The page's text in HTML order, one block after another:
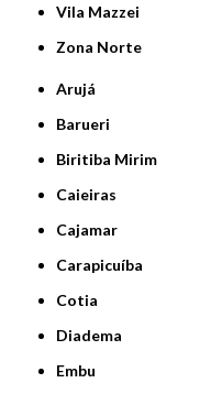
Vila Mazzei
Zona Norte
Arujá
Barueri
Biritiba Mirim
Caieiras
Cajamar
Carapicuíba
Cotia
Diadema
Embu